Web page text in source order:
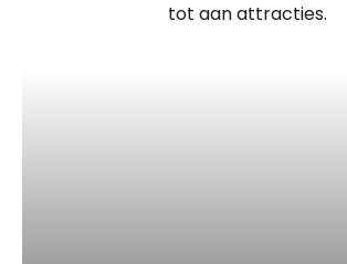
tot aan attracties.